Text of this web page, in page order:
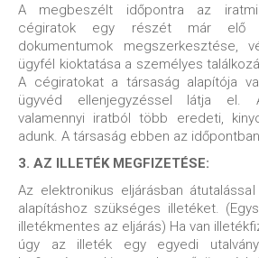
A megbeszélt időpontra az
cégiratok egy részét már elő
dokumentumok megszerkesztése,
ügyfél kioktatása a személyes
A cégiratokat a társaság alapítója
ügyvéd ellenjegyzéssel látja el.
valamennyi iratból több eredeti,
adunk. A társaság ebben az
3. AZ ILLETÉK MEGFIZETÉSE:
Az elektronikus eljárásban
alapításhoz szükséges illetéket.
illetékmentes az eljárás) Ha van
úgy az illeték egy egyedi